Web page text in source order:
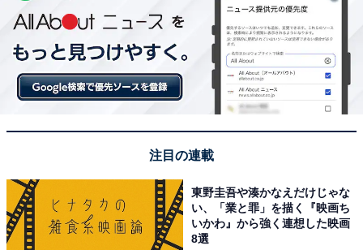
注目の連載
東野圭吾や湊かなえだけじゃな
い、「業と罪」を描く『映画ち
いかわ』から強く連想した映画
8選